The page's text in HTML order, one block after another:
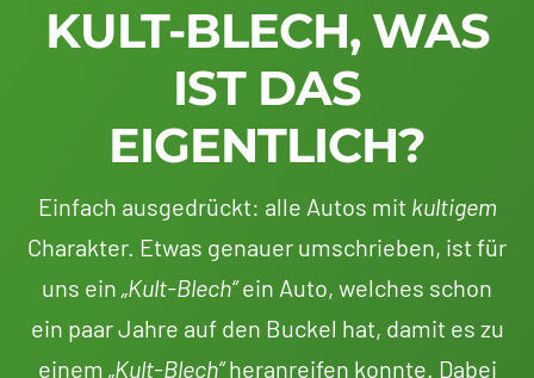
KULT-BLECH, WAS
IST DAS
EIGENTLICH?
Einfach ausgedrückt: alle Autos mit kultigem
Charakter. Etwas genauer umschrieben, ist für
uns ein „Kult-Blech“ein Auto, welches schon
ein paar Jahre auf den Buckel hat, damit es zu
einem „Kult-Blech“heranreifen konnte. Dabei